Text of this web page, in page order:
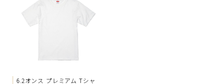
6.2オンス プレミアム Tシャ